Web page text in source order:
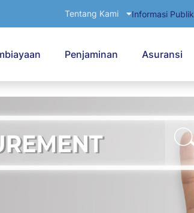
Tentang Kami Informasi Publik
Penjaminan Asuransi